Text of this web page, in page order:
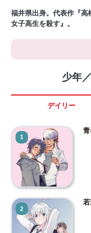
福井県出身。代表作『
女子高生を殺す』。
少年
デイリー
1
青
2